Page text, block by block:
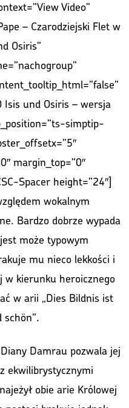
Video”
– Czarodziejski Flet w
Osiris”
Isis und Osiris – wersja
simptip-
margin_top=”0″
Spacer height=”24″]
wokalnym
Bardzo dobrze wypada
może typowym
mu nieco lekkości i
w kierunku heroicznego
w arii „Dies Bildnis ist
schön”.
Damrau pozwala jej
ekwilibrystycznymi
obie arie Królowej